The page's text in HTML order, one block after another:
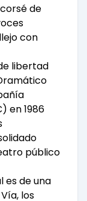
de
con
libertad
en 1986
público
es de una
los